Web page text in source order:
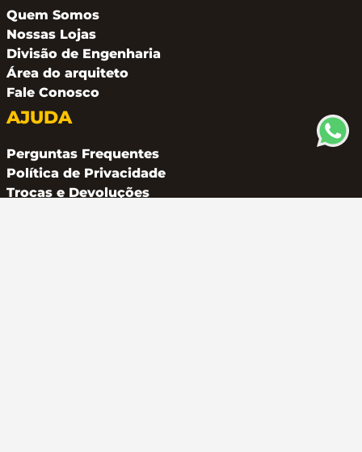
Quem Somos
Nossas Lojas
Divisão de Engenharia
Área do arquiteto
Fale Conosco
AJUDA
Perguntas Frequentes
Política de Privacidade
Trocas e Devoluções